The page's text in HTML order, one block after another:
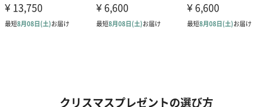
クリスマスプレゼントの選び方